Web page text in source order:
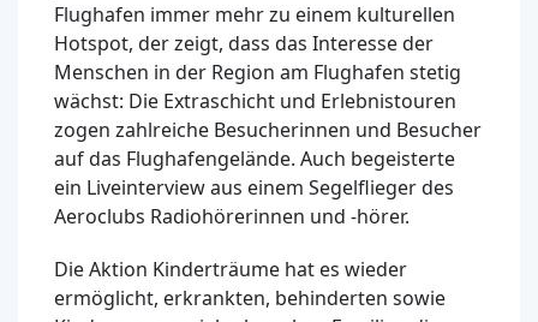
Flughafen immer mehr zu einem kulturellen
Hotspot, der zeigt, dass das Interesse der
Menschen in der Region am Flughafen stetig
wächst: Die Extraschicht und Erlebnistouren
zogen zahlreiche Besucherinnen und Besucher
auf das Flughafengelände. Auch begeisterte
ein Liveinterview aus einem Segelflieger des
Aeroclubs Radiohörerinnen und -hörer.
Die Aktion Kinderträume hat es wieder
ermöglicht, erkrankten, behinderten sowie